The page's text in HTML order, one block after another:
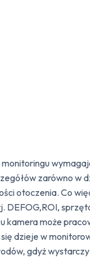
zarówno
otoczenia. Co
DEFOG,ROI,
może
dzieje w
gdyż